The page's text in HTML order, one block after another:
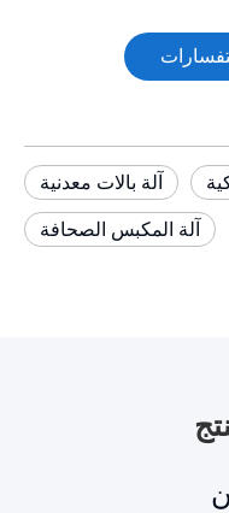
آلة بالات معدنية
آلة المكبس الصحافة